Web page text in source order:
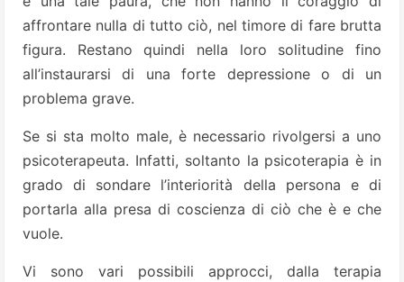
affrontare nulla di tutto ciò, nel timore di fare brutta
figura. Restano quindi nella loro solitudine fino
all’instaurarsi di una forte depressione o di un
problema grave.
Se si sta molto male, è necessario rivolgersi a uno
psicoterapeuta. Infatti, soltanto la psicoterapia è in
grado di sondare l’interiorità della persona e di
portarla alla presa di coscienza di ciò che è e che
vuole.
Vi sono vari possibili approcci, dalla terapia